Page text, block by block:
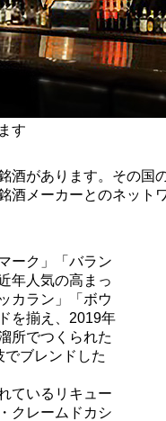
す
酒があります。その
酒メーカーとのネッ
ーク」「バラン
年人気の高まっ
カラン」「ボウ
を揃え、2019年
所でつくられた
でブレンドした
ているリキュー
クレームドカシ